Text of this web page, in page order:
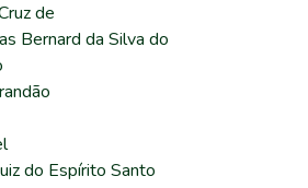
de
Bernard da Silva do
do Espírito Santo